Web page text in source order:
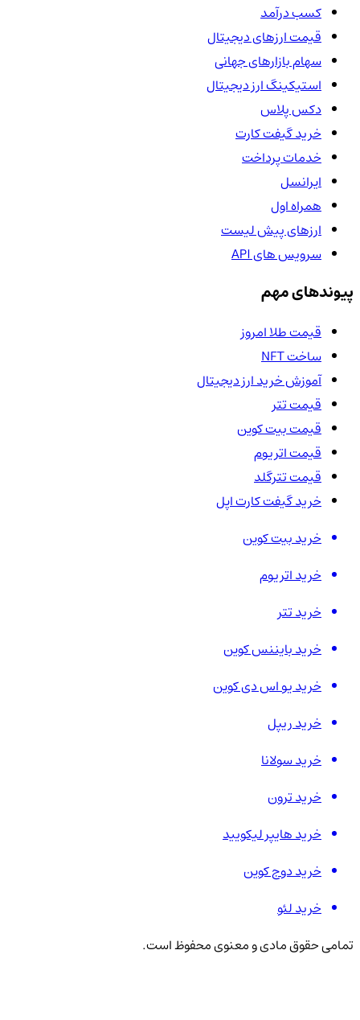
کسب درآمد
قیمت ارزهای دیجیتال
سهام بازارهای جهانی
استیکینگ ارز دیجیتال
دکس پلاس
خرید گیفت کارت
خدمات پرداخت
ایرانسل
همراه اول
ارزهای پیش لیست
سرویس های API
پیوندهای مهم
قیمت طلا امروز
ساخت NFT
آموزش خرید ارز دیجیتال
قیمت تتر
قیمت بیت کوین
قیمت اتریوم
قیمت تترگلد
خرید گیفت کارت اپل
خرید بیت کوین
خرید اتریوم
خرید تتر
خرید بایننس کوین
خرید یو اس دی کوین
خرید ریپل
خرید سولانا
خرید ترون
خرید هایپر لیکویید
خرید دوج کوین
خرید لئو
تمامی حقوق مادی و معنوی محفوظ است.